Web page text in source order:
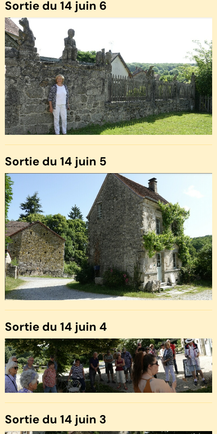
Sortie du 14 juin 6
Sortie du 14 juin 5
Sortie du 14 juin 4
Sortie du 14 juin 3